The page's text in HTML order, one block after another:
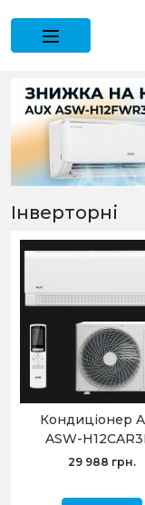
Інверторні
Кондиціонер
ASW-
до-30°C C-
29 988 грн.